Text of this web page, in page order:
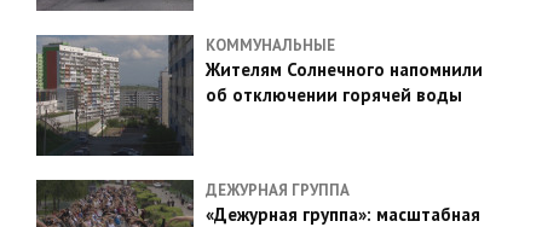
КОММУНАЛЬНЫЕ
Жителям Солнечного напомнили
об отключении горячей воды
ДЕЖУРНАЯ ГРУППА
«Дежурная группа»: масштабная